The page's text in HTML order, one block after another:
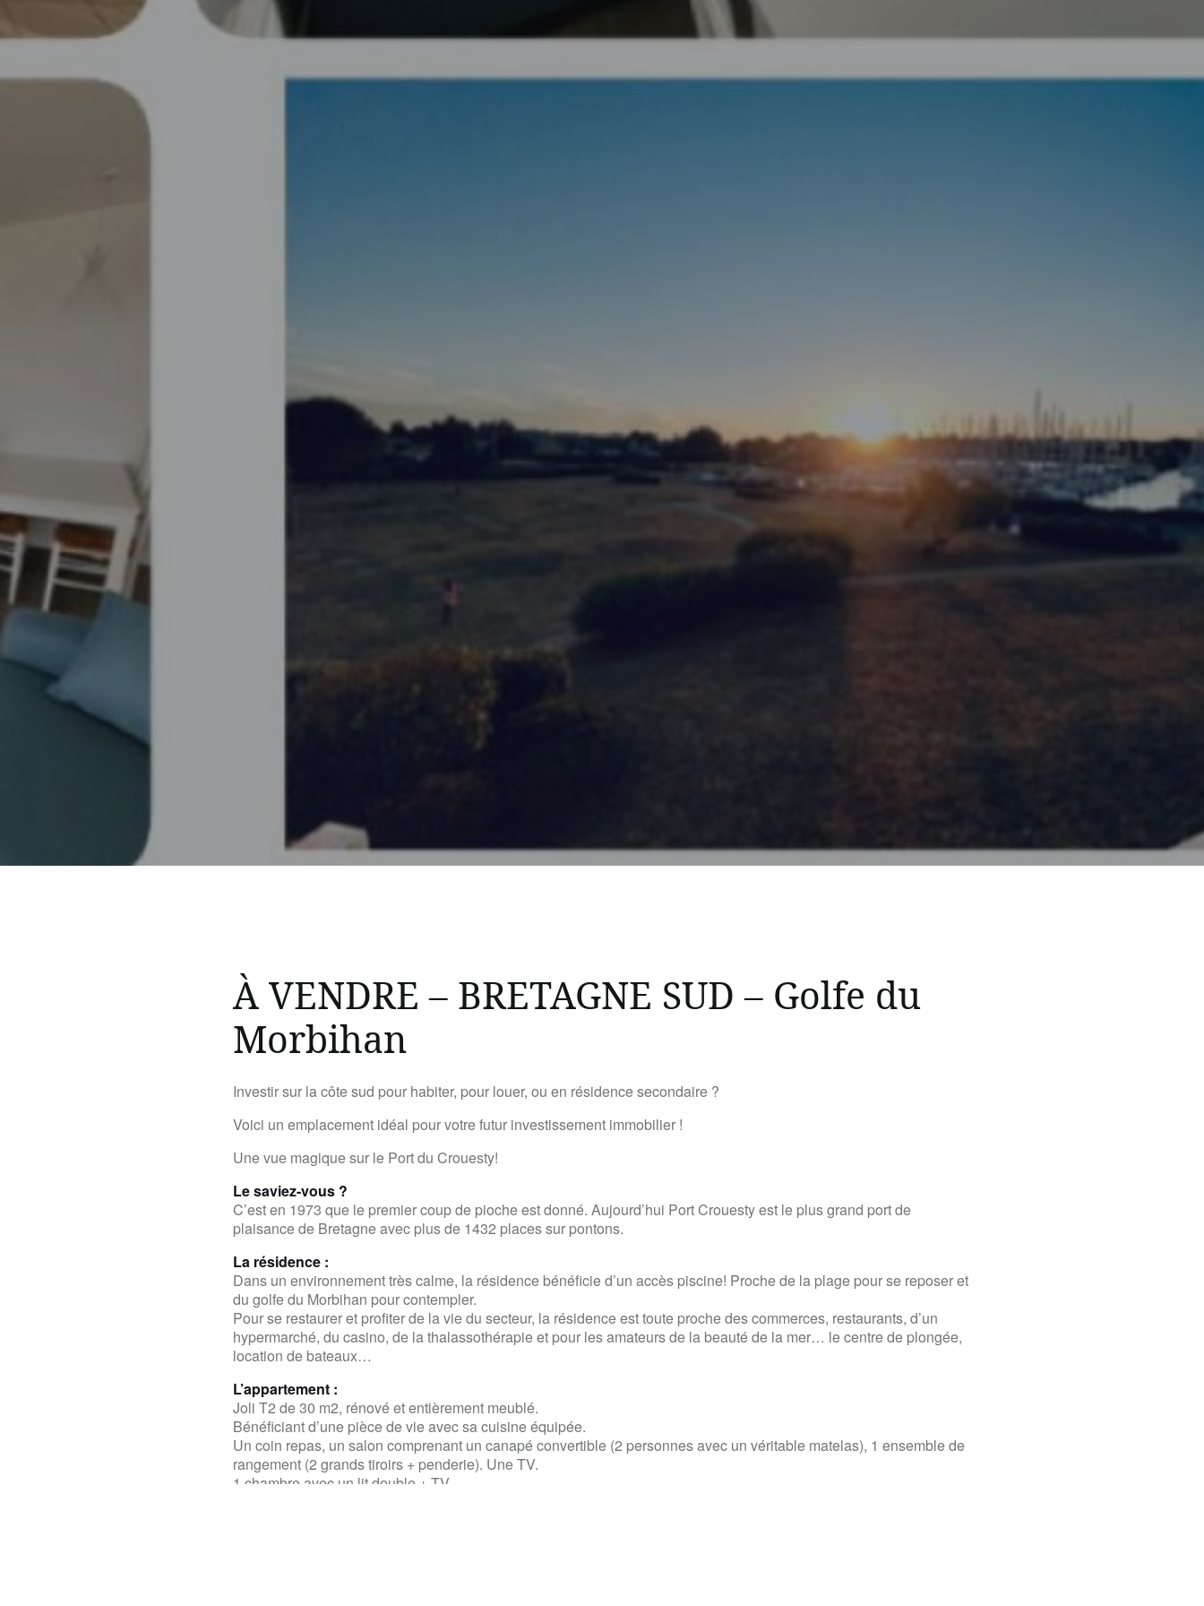
À VENDRE – BRETAGNE SUD – Golfe du
Morbihan
Investir sur la côte sud pour habiter, pour louer, ou en résidence secondaire ?
Voici un emplacement idéal pour votre futur investissement immobilier !
Une vue magique sur le Port du Crouesty!
Le saviez-vous ?
C’est en 1973 que le premier coup de pioche est donné. Aujourd’hui Port Crouesty est le plus grand port de
plaisance de Bretagne avec plus de 1432 places sur pontons.
La résidence :
Dans un environnement très calme, la résidence bénéficie d’un accès piscine! Proche de la plage pour se reposer et
du golfe du Morbihan pour contempler.
Pour se restaurer et profiter de la vie du secteur, la résidence est toute proche des commerces, restaurants, d’un
hypermarché, du casino, de la thalassothérapie et pour les amateurs de la beauté de la mer… le centre de plongée,
location de bateaux…
L’appartement :
Joli T2 de 30 m2, rénové et entièrement meublé.
Bénéficiant d’une pièce de vie avec sa cuisine équipée.
Un coin repas, un salon comprenant un canapé convertible (2 personnes avec un véritable matelas), 1 ensemble de
rangement (2 grands tiroirs + penderie). Une TV.
1 chambre avec un lit double + TV